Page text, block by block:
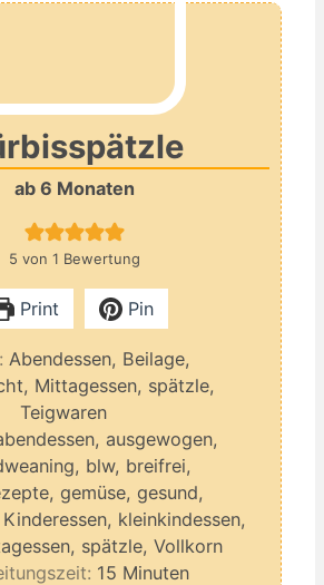
ab 6 Monaten
5 von 1 Bewertung
Print Pin
Abendessen, Beilage,
Mittagessen, spätzle,
Teigwaren
ausgewogen,
blw, breifrei,
gemüse, gesund,
kleinkindessen,
spätzle, Vollkorn
15 Minuten
Minuten